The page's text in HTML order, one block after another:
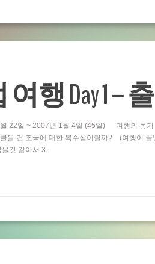
행 Day 1 –
일 ~ 2007년 1월 4일 (45일) 여행의 동기
을 건 조국에 대한 복수심이랄까? (여행이 끝
을것 같아서 3…